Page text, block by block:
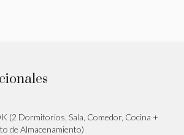
(2 Dormitorios, Sala, Comedor, Cocina +
de Almacenamiento)